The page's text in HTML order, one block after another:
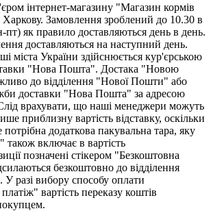
інтернет-магазину "Магазин кормів
Замовлення зроблений до 10.30 в
пт) як правило доставляються день в день.
доставляються на наступний день.
міста України здійснюється кур'єрською
"Нова Пошта". Достака "Новою
до відділення "Нової Пошти" або
доставки "Нова Пошта" за адресою
врахувати, що наші менеджери можуть
приблизну вартість відставку, оскільки
додаткова пакувальна тара, яку
включає в вартість
позначені стікером "Безкоштовна
безкоштовно до відділення
разі вибору способу оплати
вартість переказу коштів